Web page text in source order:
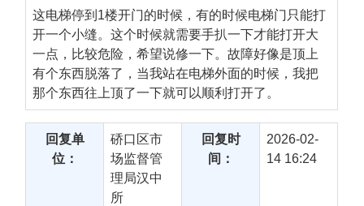
这电梯停到1楼开门的时候，有的时候电梯门只能打
开一个小缝。这个时候就需要手扒一下才能打开大
一点，比较危险，希望说修一下。故障好像是顶上
有个东西脱落了，当我站在电梯外面的时候，我把
那个东西往上顶了一下就可以顺利打开了。
回复单
位：
硚口区市
场监督管
理局汉中
所
回复时
间：
2026-02-
14 16:24